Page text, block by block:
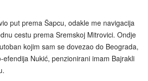
put prema Šapcu, odakle me navigacija
cestu prema Sremskoj Mitrovici. Ondje
kojim sam se dovezao do Beograda,
Nukić, penzionirani imam Bajrakli